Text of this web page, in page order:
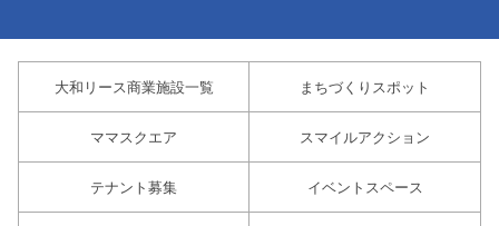
大和リース商業施設一覧 まちづくりスポット
ママスクエア スマイルアクション
テナント募集 イベントスペース